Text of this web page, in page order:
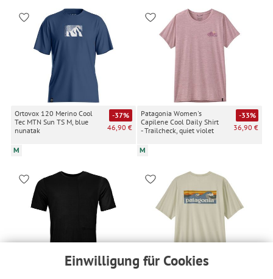
Einwilligung für Cookies
Ortovox 120 Merino Cool
Tec MTN Sun TS M, blue
nunatak
-37%
46,90 €
M
Patagonia Women's
Capilene Cool Daily Shirt
- Trailcheck, quiet violet
-33%
36,90 €
M